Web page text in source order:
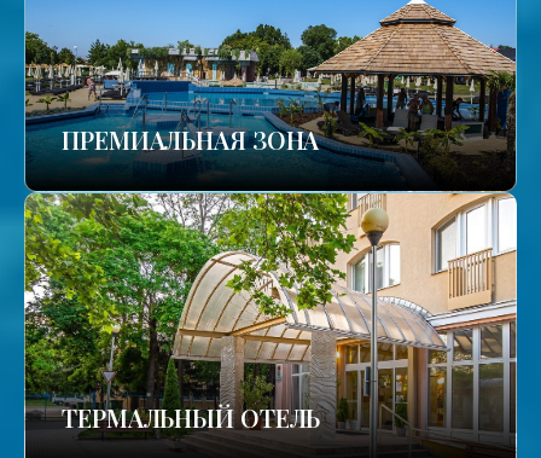
ПРЕМИАЛЬНАЯ ЗОНА
ТЕРМАЛЬНЫЙ ОТЕЛЬ